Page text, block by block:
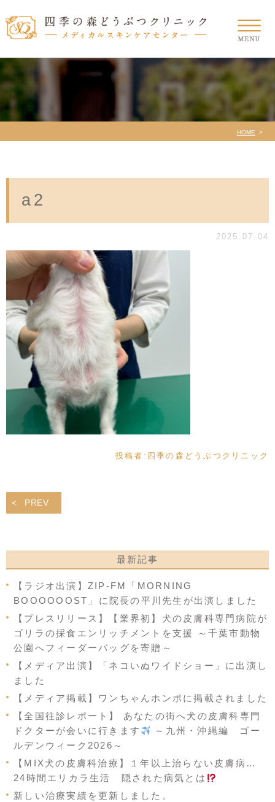
HOME
a2
2025.07.04
投稿者: 四季の森どうぶつクリニック
PREV
最新記事
【ラジオ出演】ZIP-FM「MORNING
BOOOOOOST」に院長の平川先生が出演しました
【プレスリリース】【業界初】犬の皮膚科専門病院が
ゴリラの採食エンリッチメントを支援 ～千葉市動物
公園へフィーダーバッグを寄贈～
【メディア出演】「ネコいぬワイドショー」に出演し
ました
【メディア掲載】ワンちゃんホンポに掲載されました
【全国往診レポート】 あなたの街へ犬の皮膚科専門
ドクターが会いに行きます
～九州・沖縄編 ゴー
ルデンウィーク2026～
【MIX犬の皮膚科治療】１年以上治らない皮膚病…
24時間エリカラ生活 隠された病気とは
新しい治療実績を更新しました。